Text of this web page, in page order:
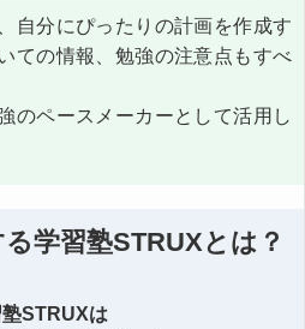
自分にぴったりの計画を作成す
ての情報、勉強の注意点もすべ
のペースメーカーとして活用し
学習塾STRUXとは？
STRUXは